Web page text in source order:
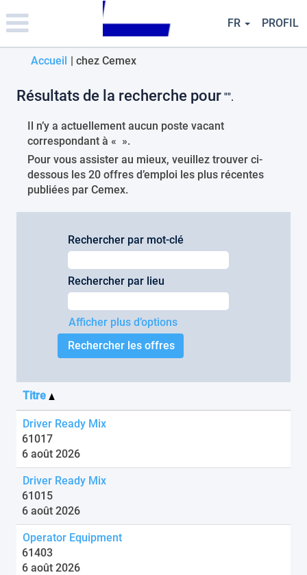
note:
This
website
includes
accessibility
system.
FR PROFIL
Accueil | chez Cemex(page
Résultats de la recherche pour "".
Il n’y a actuellement aucun poste vacant
correspondant à « ».
Pour vous assister au mieux, veuillez trouver ci-
dessous les 20 offres d’emploi les plus récentes
publiées par Cemex.
Rechercher par mot-clé
Rechercher par lieu
Afficher plus d’options
Titre
Driver Ready Mix
61017
6 août 2026
Driver Ready Mix
61015
6 août 2026
Operator Equipment
61403
6 août 2026